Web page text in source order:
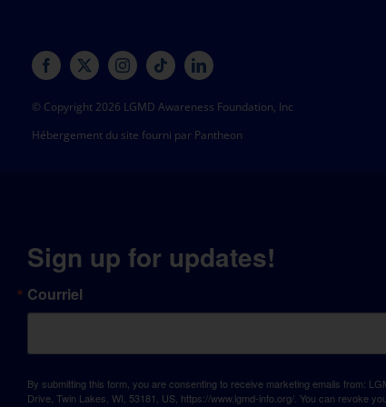
© Copyright 2026 LGMD Awareness Foundation, Inc
Hébergement du site fourni par Pantheon
Sign up for updates!
Courriel
By submitting this form, you are consenting to receive marketing emails from:
Drive, Twin Lakes, WI, 53181, US, https://www.lgmd-info.org/. You can revoke